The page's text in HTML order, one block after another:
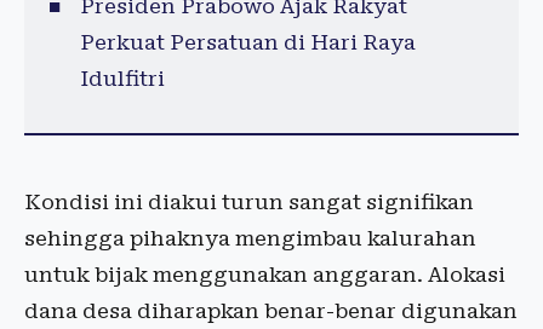
Presiden Prabowo Ajak Rakyat
Perkuat Persatuan di Hari Raya
Idulfitri
Kondisi ini diakui turun sangat signifikan
sehingga pihaknya mengimbau kalurahan
untuk bijak menggunakan anggaran. Alokasi
dana desa diharapkan benar-benar digunakan